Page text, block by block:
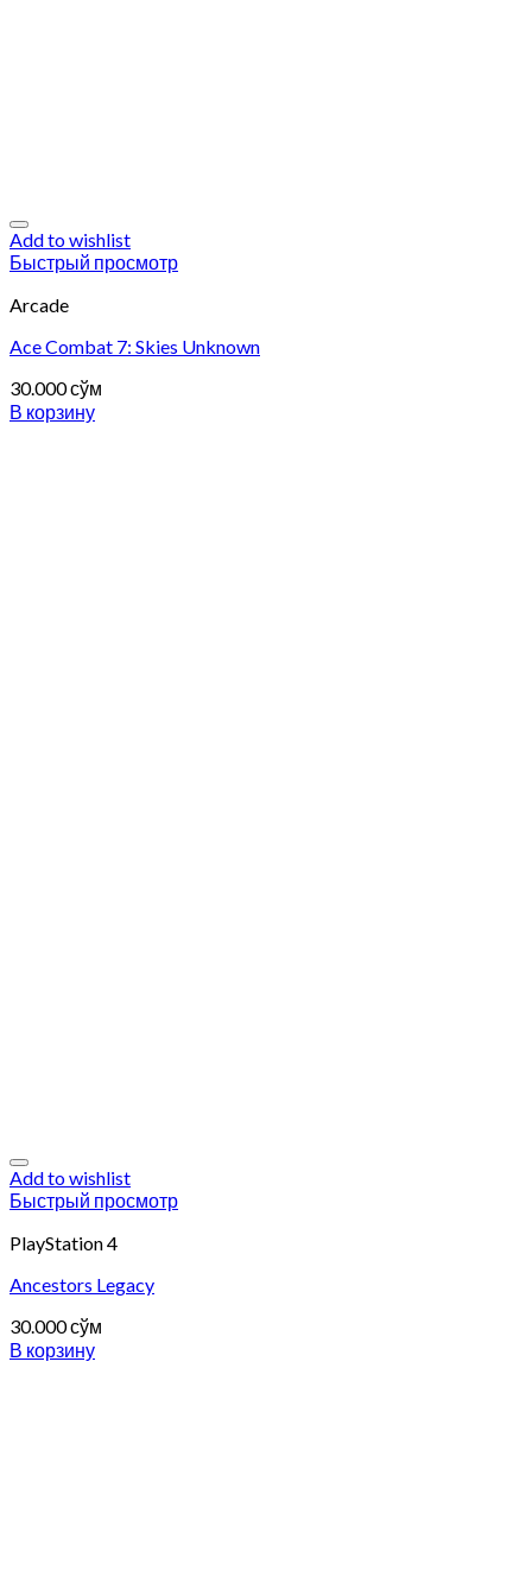
Add to wishlist
Быстрый просмотр
Arcade
Ace Combat 7: Skies Unknown
30.000сўм
В корзину
Add to wishlist
Быстрый просмотр
PlayStation 4
Ancestors Legacy
30.000сўм
В корзину